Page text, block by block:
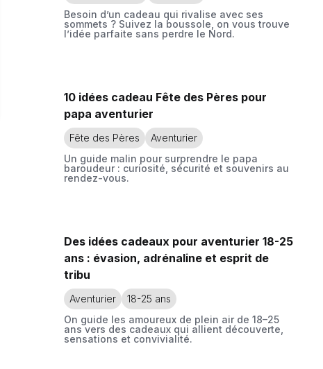
Besoin d’un cadeau qui rivalise avec ses
sommets ? Suivez la boussole, on vous trouve
l’idée parfaite sans perdre le Nord.
10 idées cadeau Fête des Pères pour
papa aventurier
Fête des Pères
Aventurier
Un guide malin pour surprendre le papa
baroudeur : curiosité, sécurité et souvenirs au
rendez-vous.
Des idées cadeaux pour aventurier 18-25
ans : évasion, adrénaline et esprit de
tribu
Aventurier
18-25 ans
On guide les amoureux de plein air de 18–25
ans vers des cadeaux qui allient découverte,
sensations et convivialité.